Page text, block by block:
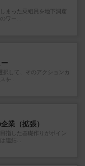
まった乗組員を地下洞窟
ワー...
択して、そのアクションカ
を...
業（拡張）
指した基礎作りがポイン
連結...